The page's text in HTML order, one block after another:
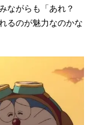
ながらも「あれ？
るのが魅力なのかな